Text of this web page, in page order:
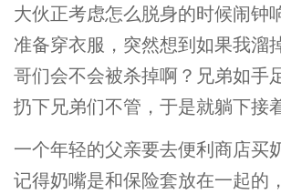
大伙正考虑怎么脱身的时候闹钟
准备穿衣服，突然想到如果我溜
哥们会不会被杀掉啊？兄弟如手
扔下兄弟们不管，于是就躺下接
一个年轻的父亲要去便利商店买
记得奶嘴是和保险套放在一起的